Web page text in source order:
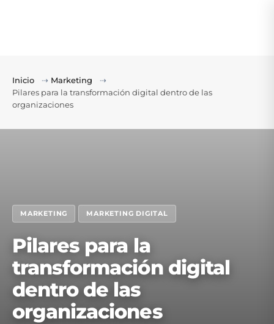
Inicio ⇢ Marketing
⇢
Pilares para la transformación digital dentro de las
organizaciones
MARKETING MARKETING DIGITAL
Pilares para la
transformación digital
dentro de las
organizaciones